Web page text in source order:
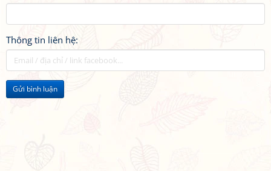
Thông tin liên hệ:
Gửi bình luận